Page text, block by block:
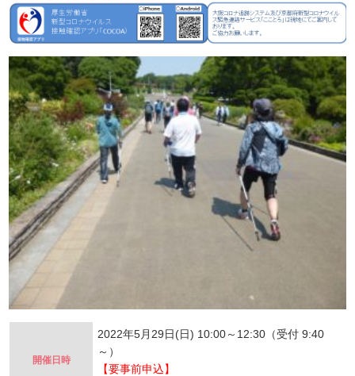
開催日時
2022年5月29日(日) 10:00～12:30（受付 9:40
～）
【要事前申込】